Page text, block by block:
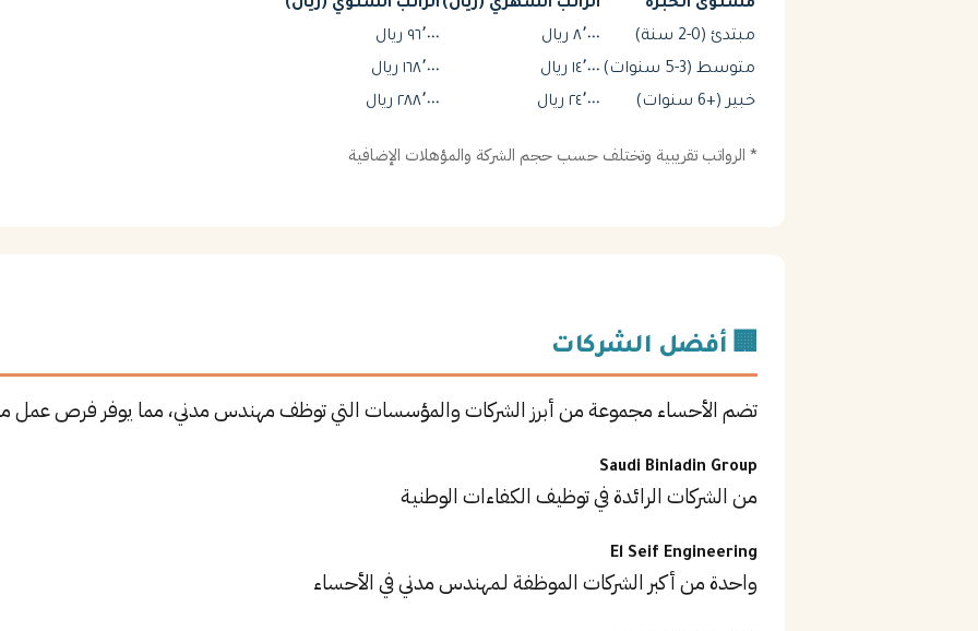
مستوى الخبرة الراتب الشهري (ريال) الراتب السنوي (ريال)
مبتدئ (0-2 سنة)
٨٬٠٠٠ ريال
٩٦٬٠٠٠ ريال
متوسط (3-5 سنوات)
١٤٬٠٠٠ ريال
١٦٨٬٠٠٠ ريال
خبير (+6 سنوات)
٢٤٬٠٠٠ ريال ٢٨٨٬٠٠٠ ريال
* الرواتب تقريبية وتختلف حسب حجم الشركة والمؤهلات الإضافية
🏢 أفضل الشركات
تضم الأحساء مجموعة من أبرز الشركات والمؤسسات التي توظف مهندس مدني، مما يوفر فرص عمل
Saudi Binladin Group
من الشركات الرائدة في توظيف الكفاءات الوطنية
El Seif Engineering
واحدة من أكبر الشركات الموظفة لـمهندس مدني في الأحساء